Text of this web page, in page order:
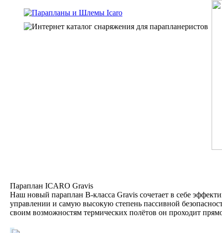
Параплан ICARO Gravis
Наш новый параплан В-класса Gravis сочетает в себе
управлении и самую высокую степень пассивной
своим возможностям термических полётов он проходит